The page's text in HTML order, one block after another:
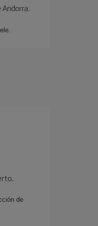
de